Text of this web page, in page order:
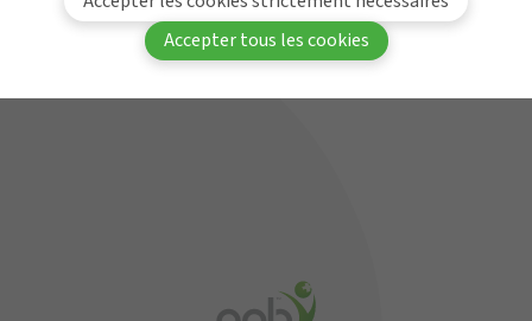
connecter
l'APB
Accepter tous les cookies